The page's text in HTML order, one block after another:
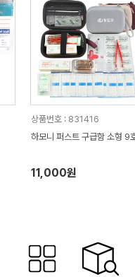
상품번호 : 831416
하모니 퍼스트 구급함 소형 9
11,000원